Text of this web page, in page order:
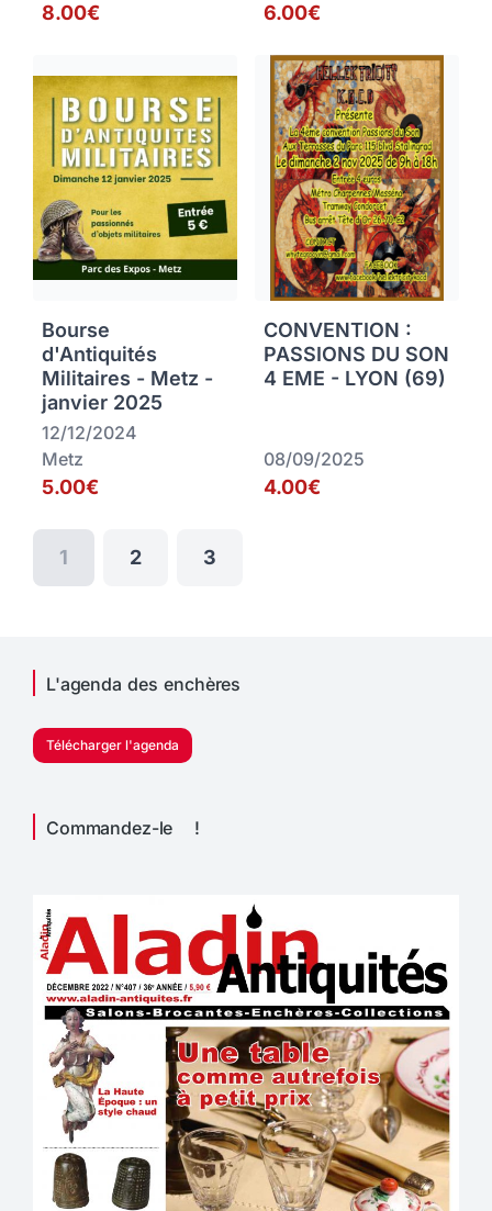
8.00€ 6.00€
Bourse
d'Antiquités
Militaires - Metz -
janvier 2025
12/12/2024
Metz
5.00€
CONVENTION :
PASSIONS DU SON
4 EME - LYON (69)
08/09/2025
4.00€
1 2 3
L'agenda des enchères
Télécharger l'agenda
Commandez-le !